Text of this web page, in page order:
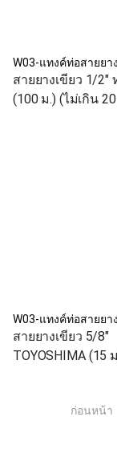
W03-แทงค์ท่อสายยาง
สายยางเขียว 1/2" ท่อน้ำไทย
(100 ม.) (ไม่เกิน
W03-แทงค์ท่อสายยาง
สายยางเขียว 5/8"
TOYOSHIMA (15
ก่อนหน้า